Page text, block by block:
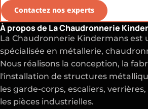
Contactez nos experts
À propos de La Chaudronnerie
La Chaudronnerie Kindermans est
spécialisée en métallerie,
Nous réalisons la conception, la
l'installation de structures
les garde-corps, escaliers,
les pièces industrielles.